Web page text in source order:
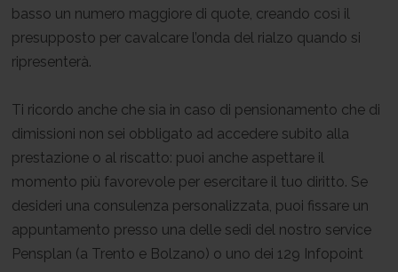
basso un numero maggiore di quote, creando così il
presupposto per cavalcare l’onda del rialzo quando si
ripresenterà.
Ti ricordo anche che sia in caso di pensionamento che di
dimissioni non sei obbligato ad accedere subito alla
prestazione o al riscatto: puoi anche aspettare il
momento più favorevole per esercitare il tuo diritto. Se
desideri una consulenza personalizzata, puoi fissare un
appuntamento presso una delle sedi del nostro service
Pensplan (a Trento e Bolzano) o uno dei 129 Infopoint